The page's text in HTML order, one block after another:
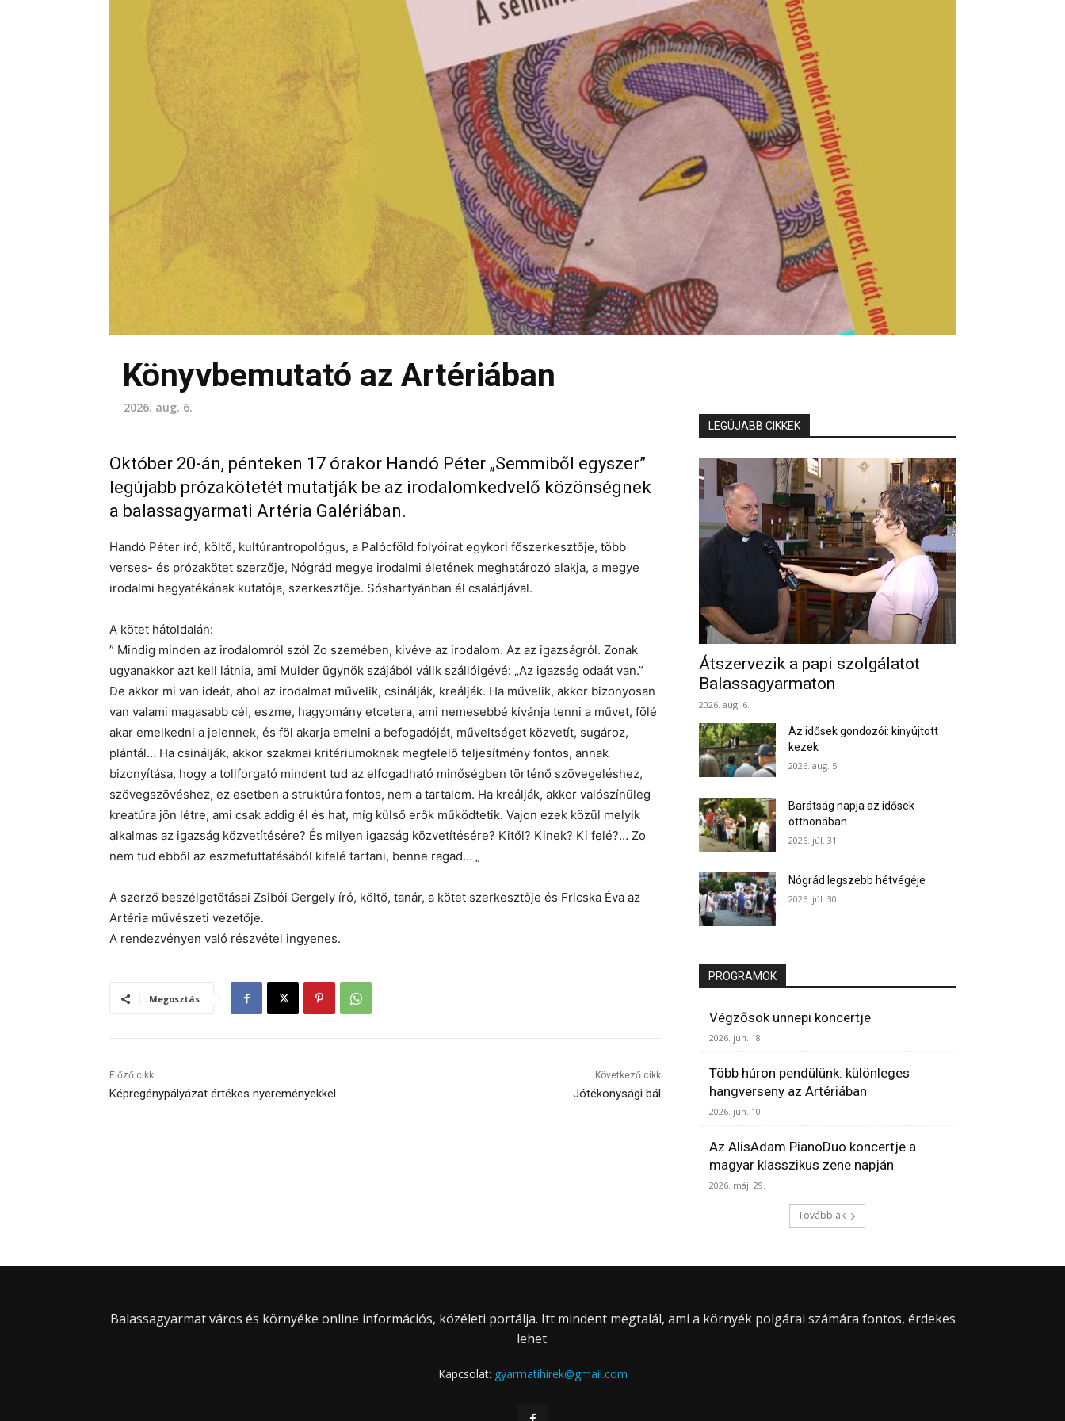
Könyvbemutató az Artériában
2026. aug. 6.
Október 20-án, pénteken 17 órakor Handó Péter „Semmiből egyszer”
legújabb prózakötetét mutatják be az irodalomkedvelő közönségnek
a balassagyarmati Artéria Galériában.
Handó Péter író, költő, kultúrantropológus, a Palócföld folyóirat egykori főszerkesztője, több
verses- és prózakötet szerzője, Nógrád megye irodalmi életének meghatározó alakja, a megye
irodalmi hagyatékának kutatója, szerkesztője. Sóshartyánban él családjával.
A kötet hátoldalán:
” Mindig minden az irodalomról szól Zo szemében, kivéve az irodalom. Az az igazságról. Zonak
ugyanakkor azt kell látnia, ami Mulder ügynök szájából válik szállóigévé: „Az igazság odaát van.”
De akkor mi van ideát, ahol az irodalmat művelik, csinálják, kreálják. Ha művelik, akkor bizonyosan
van valami magasabb cél, eszme, hagyomány etcetera, ami nemesebbé kívánja tenni a művet, fölé
akar emelkedni a jelennek, és föl akarja emelni a befogadóját, műveltséget közvetít, sugároz,
plántál… Ha csinálják, akkor szakmai kritériumoknak megfelelő teljesítmény fontos, annak
bizonyítása, hogy a tollforgató mindent tud az elfogadható minőségben történő szövegeléshez,
szövegszövéshez, ez esetben a struktúra fontos, nem a tartalom. Ha kreálják, akkor valószínűleg
kreatúra jön létre, ami csak addig él és hat, míg külső erők működtetik. Vajon ezek közül melyik
alkalmas az igazság közvetítésére? És milyen igazság közvetítésére? Kitől? Kinek? Ki felé?… Zo
nem tud ebből az eszmefuttatásából kifelé tartani, benne ragad… „
A szerző beszélgetőtásai Zsibói Gergely író, költő, tanár, a kötet szerkesztője és Fricska Éva az
Artéria művészeti vezetője.
A rendezvényen való részvétel ingyenes.
Megosztás
Előző cikk
Képregénypályázat értékes nyereményekkel
Következő cikk
Jótékonysági bál
LEGÚJABB CIKKEK
Átszervezik a papi szolgálatot
Balassagyarmaton
2026. aug. 6.
Az idősek gondozói: kinyújtott
kezek
2026. aug. 5.
Barátság napja az idősek
otthonában
2026. júl. 31.
Nógrád legszebb hétvégéje
2026. júl. 30.
PROGRAMOK
Végzősök ünnepi koncertje
2026. jún. 18.
Több húron pendülünk: különleges
hangverseny az Artériában
2026. jún. 10.
Az AlisAdam PianoDuo koncertje a
magyar klasszikus zene napján
2026. máj. 29.
Továbbiak
Balassagyarmat város és környéke online információs, közéleti portálja. Itt mindent megtalál, ami a környék polgárai számára fontos, érdekes
lehet.
Kapcsolat: gyarmatihirek@gmail.com